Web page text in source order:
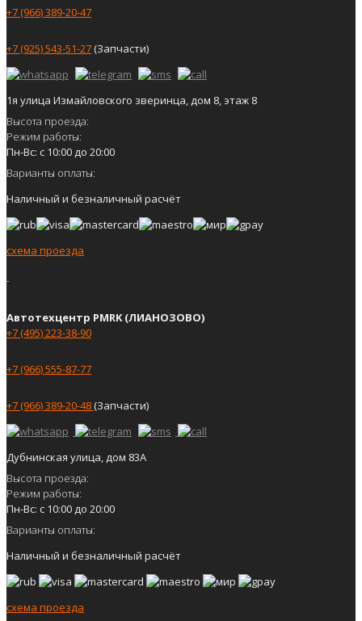
+7 (966) 389-20-47
+7 (925) 543-51-27(Запчасти)
1я улица Измайловского зверинца, дом 8, этаж 8
Высота проезда:
Режим работы:
Пн-Вс: с 10:00 до 20:00
Варианты оплаты:
Наличный и безналичный расчёт
схема проезда
Автотехцентр PMRK (ЛИАНОЗОВО)
+7 (495) 223-38-90
+7 (966) 555-87-77
+7 (966) 389-20-48(Запчасти)
Дубнинская улица, дом 83А
Высота проезда:
Режим работы:
Пн-Вс: с 10:00 до 20:00
Варианты оплаты:
Наличный и безналичный расчёт
схема проезда